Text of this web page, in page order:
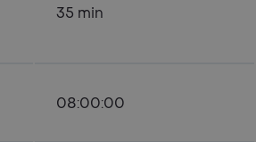
35 min
08:00:00